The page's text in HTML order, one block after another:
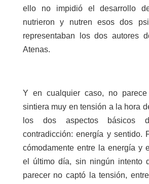
ello no impidió el desarrollo
nutrieron y nutren esos dos
representaban los dos autores
Atenas.
Y en cualquier caso, no
sintiera muy en tensión a la hora
los dos aspectos básicos
contradicción: energía y sentido.
cómodamente entre la energía y
el último día, sin ningún intento
parecer no captó la tensión,